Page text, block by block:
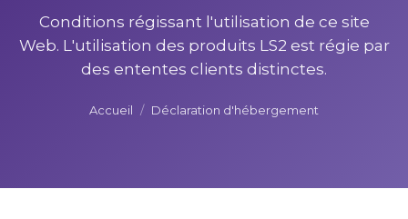
Conditions régissant l'utilisation de ce site
Web. L'utilisation des produits LS2 est régie par
des ententes clients distinctes.
Accueil / Déclaration d'hébergement